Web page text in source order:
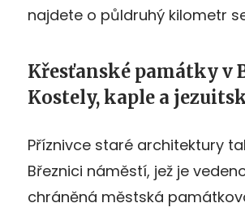
najdete o půldruhý kilometr
Křesťanské památky v
Kostely, kaple a
Příznivce staré architektury
Březnici náměstí, jež je
chráněná městská